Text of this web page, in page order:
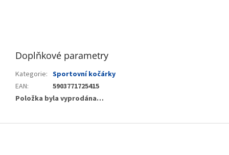
Doplňkové parametry
Kategorie: Sportovní kočárky
EAN:
5903771725415
Položka byla vyprodána…
Z